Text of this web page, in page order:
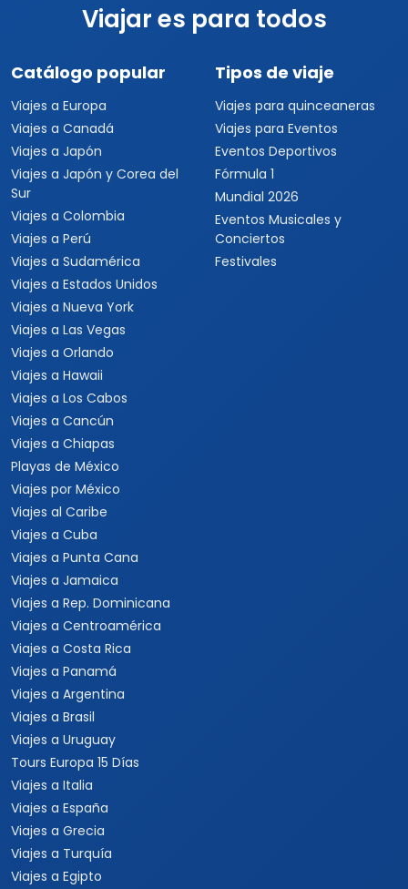
Viajar es para todos
Catálogo popular
Viajes a Europa
Viajes a Canadá
Viajes a Japón
Viajes a Japón y Corea del
Sur
Viajes a Colombia
Viajes a Perú
Viajes a Sudamérica
Viajes a Estados Unidos
Viajes a Nueva York
Viajes a Las Vegas
Viajes a Orlando
Viajes a Hawaii
Viajes a Los Cabos
Viajes a Cancún
Viajes a Chiapas
Playas de México
Viajes por México
Viajes al Caribe
Viajes a Cuba
Viajes a Punta Cana
Viajes a Jamaica
Viajes a Rep. Dominicana
Viajes a Centroamérica
Viajes a Costa Rica
Viajes a Panamá
Viajes a Argentina
Viajes a Brasil
Viajes a Uruguay
Tours Europa 15 Días
Viajes a Italia
Viajes a España
Viajes a Grecia
Viajes a Turquía
Viajes a Egipto
Tipos de viaje
Viajes para quinceaneras
Viajes para Eventos
Eventos Deportivos
Fórmula 1
Mundial 2026
Eventos Musicales y
Conciertos
Festivales